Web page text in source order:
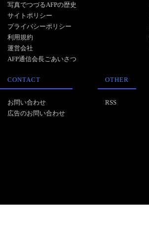
写真でつづるAFPの歴史
サイトポリシー
プライバシーポリシー
利用規約
運営会社
AFP通信会長ごあいさつ
CONTACT
お問い合わせ
広告のお問い合わせ
OTHER
RSS